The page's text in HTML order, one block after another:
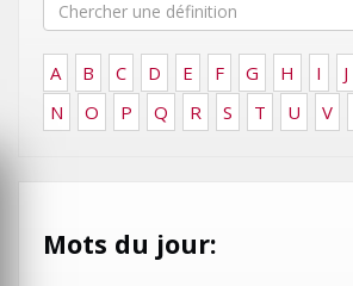
A B C D E F G H I J
N
O P Q R S T U V
Mots du jour: